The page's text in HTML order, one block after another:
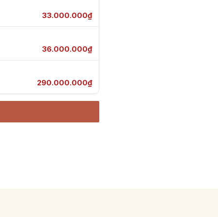
33.000.000₫
36.000.000₫
290.000.000₫